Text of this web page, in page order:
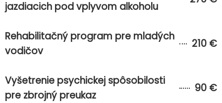
jazdiacich pod vplyvom alkoholu
Rehabilitačný program pre mladých
vodičov
210 €
Vyšetrenie psychickej spôsobilosti
pre zbrojný preukaz
90 €